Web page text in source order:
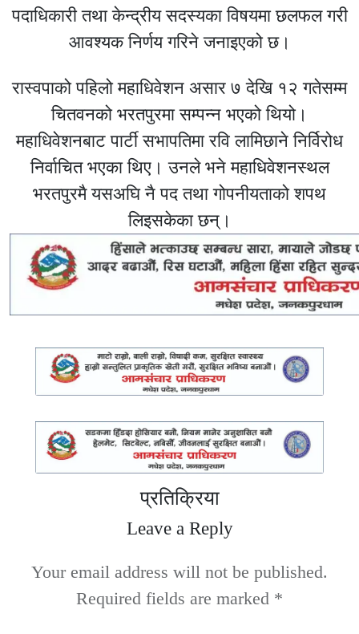
पदाधिकारी तथा केन्द्रीय सदस्यका विषयमा छलफल गरी
आवश्यक निर्णय गरिने जनाइएको छ।
रास्वपाको पहिलो महाधिवेशन असार ७ देखि १२ गतेसम्म
चितवनको भरतपुरमा सम्पन्न भएको थियो।
महाधिवेशनबाट पार्टी सभापतिमा रवि लामिछाने निर्विरोध
निर्वाचित भएका थिए। उनले भने महाधिवेशनस्थल
भरतपुरमै यसअघि नै पद तथा गोपनीयताको शपथ
लिइसकेका छन्।
प्रतिक्रिया
Leave a Reply
Your email address will not be published.
Required fields are marked *